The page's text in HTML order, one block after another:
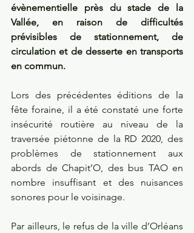
évènementielle près du stade de la
Vallée, en raison de difficultés
prévisibles de stationnement, de
circulation et de desserte en transports
en commun.
Lors des précédentes éditions de la
fête foraine, il a été constaté une forte
insécurité routière au niveau de la
traversée piétonne de la RD 2020, des
problèmes de stationnement aux
abords de Chapit’O, des bus TAO en
nombre insuffisant et des nuisances
sonores pour le voisinage.
Par ailleurs, le refus de la ville d’Orléans